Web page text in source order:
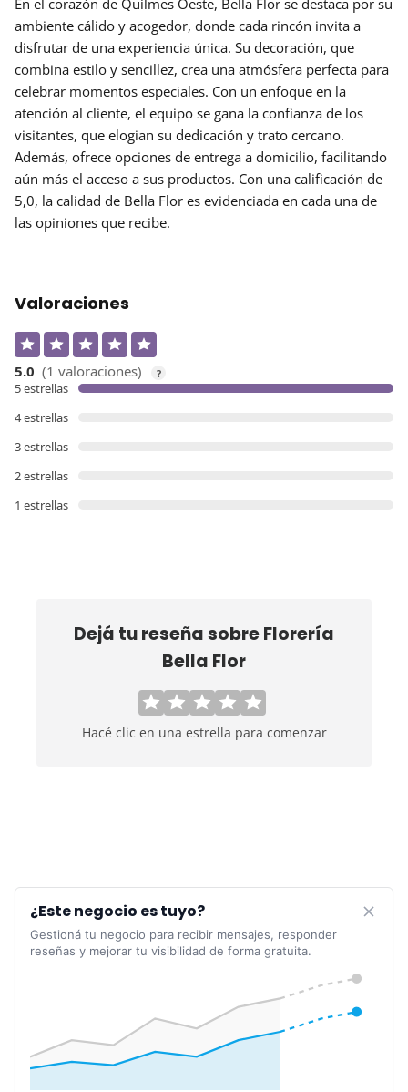
En el corazón de Quilmes Oeste, Bella Flor se destaca por su
ambiente cálido y acogedor, donde cada rincón invita a
disfrutar de una experiencia única. Su decoración, que
combina estilo y sencillez, crea una atmósfera perfecta para
celebrar momentos especiales. Con un enfoque en la
atención al cliente, el equipo se gana la confianza de los
visitantes, que elogian su dedicación y trato cercano.
Además, ofrece opciones de entrega a domicilio, facilitando
aún más el acceso a sus productos. Con una calificación de
5,0, la calidad de Bella Flor es evidenciada en cada una de
las opiniones que recibe.
Valoraciones
5.0 (1 valoraciones) ?
5 estrellas
4 estrellas
3 estrellas
2 estrellas
1 estrellas
Dejá tu reseña sobreFlorería
Bella Flor
Hacé clic en una estrella para comenzar
¿Este negocio es tuyo?
Gestioná tu negocio para recibir mensajes, responder
reseñas y mejorar tu visibilidad de forma gratuita.